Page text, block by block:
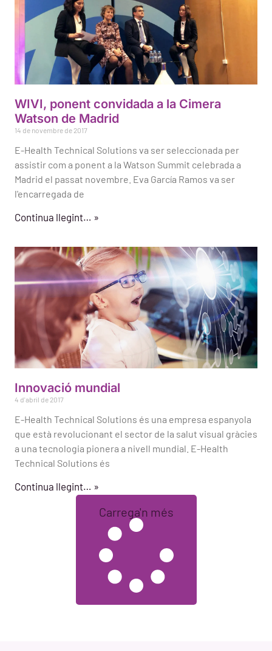
WIVI, ponent convidada a la Cimera
Watson de Madrid
14 de novembre de 2017
E-Health Technical Solutions va ser seleccionada per
assistir com a ponent a la Watson Summit celebrada a
Madrid el passat novembre. Eva García Ramos va ser
l'encarregada de
Continua llegint… »
Innovació mundial
4 d'abril de 2017
E-Health Technical Solutions és una empresa espanyola
que està revolucionant el sector de la salut visual gràcies
a una tecnologia pionera a nivell mundial. E-Health
Technical Solutions és
Continua llegint… »
Carrega'n més